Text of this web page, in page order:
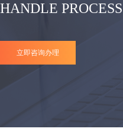
HANDLE PROCESS
立即咨询办理